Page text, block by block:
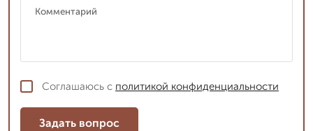
Соглашаюсь с политикой конфиденциальности
Задать вопрос